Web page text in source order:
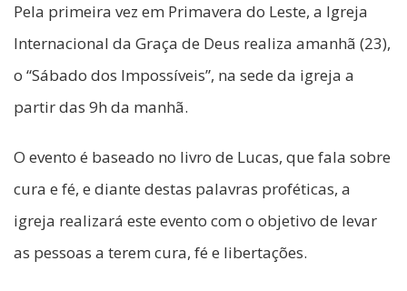
Pela primeira vez em Primavera do Leste, a Igreja
Internacional da Graça de Deus realiza amanhã (23),
o “Sábado dos Impossíveis”, na sede da igreja a
partir das 9h da manhã.
O evento é baseado no livro de Lucas, que fala sobre
cura e fé, e diante destas palavras proféticas, a
igreja realizará este evento com o objetivo de levar
as pessoas a terem cura, fé e libertações.